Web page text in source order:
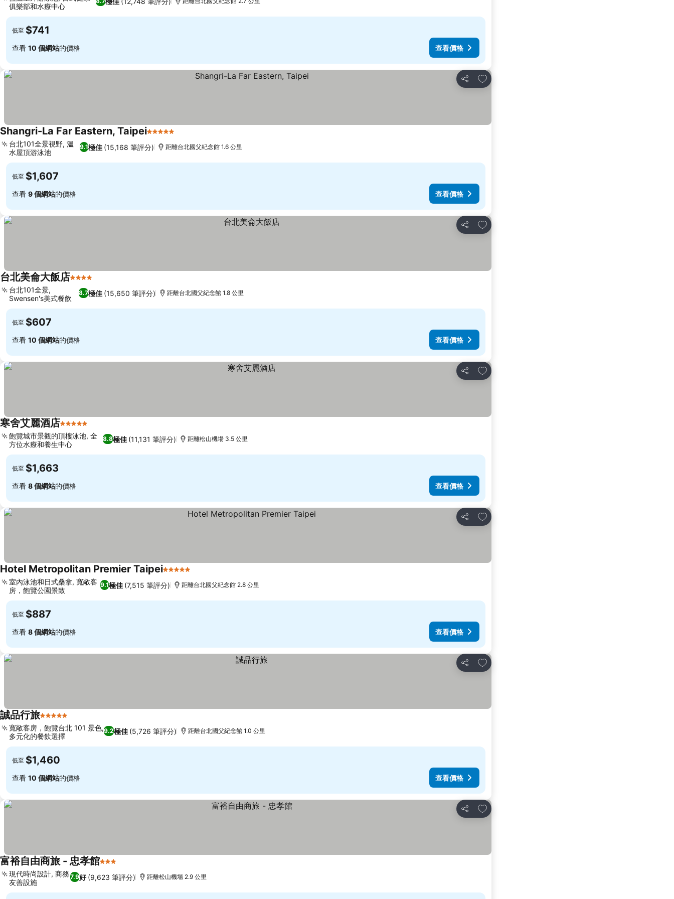
俱樂部和水療中心
低至 $741
查看 10 個網站的價格 查看價格
分享
放到收藏夾
Shangri-La Far Eastern, Taipei5 星級
9.1極佳 (15,168 筆評分)
台北101全景視野, 溫
水屋頂游泳池
距離台北國父紀念館 1.6 公里
低至 $1,607
查看 9 個網站的價格 查看價格
分享
放到收藏夾
台北美侖大飯店4 星級
8.7極佳 (15,650 筆評分)
台北101全景,
Swensen's美式餐飲
距離台北國父紀念館 1.8 公里
低至 $607
查看 10 個網站的價格 查看價格
分享
放到收藏夾
寒舍艾麗酒店5 星級
8.8極佳 (11,131 筆評分)
飽覽城市景觀的頂樓泳池, 全
方位水療和養生中心
距離松山機場 3.5 公里
低至 $1,663
查看 8 個網站的價格 查看價格
分享
放到收藏夾
Hotel Metropolitan Premier Taipei5 星級
9.1極佳 (7,515 筆評分)
室內泳池和日式桑拿, 寬敞客
房，飽覽公園景致
距離台北國父紀念館 2.8 公里
低至 $887
查看 8 個網站的價格 查看價格
分享
放到收藏夾
誠品行旅5 星級
9.2極佳 (5,726 筆評分)
寬敞客房，飽覽台北 101 景色,
多元化的餐飲選擇
距離台北國父紀念館 1.0 公里
低至 $1,460
查看 10 個網站的價格 查看價格
分享
放到收藏夾
富裕自由商旅 - 忠孝館3 星級
7.9好 (9,623 筆評分)
現代時尚設計, 商務
友善設施
距離松山機場 2.9 公里